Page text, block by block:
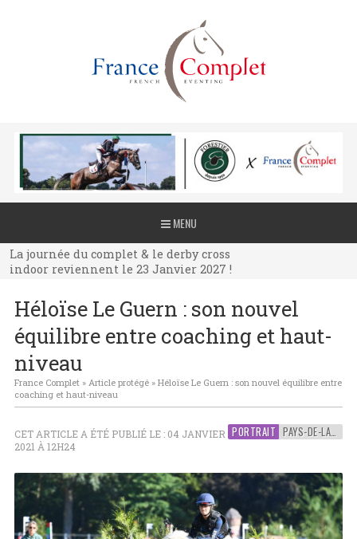
MENU
La journée du complet & le derby cross
indoor reviennent le 23 Janvier 2027 !
La journée du complet & le derby cross
indoor reviennent le 23 Janvier 2027 !
indoor reviennent le 23 Janvier 2027 !
Héloïse Le Guern : son nouvel
équilibre entre coaching et haut-
niveau
France Complet» Article protégé» Héloïse Le Guern : son nouvel équilibre entre
coaching et haut-niveau
PORTRAIT PAYS-DE-LA-LOIRE
CET ARTICLE A ÉTÉ PUBLIÉ LE : 04 JANVIER
2021 À 12H24